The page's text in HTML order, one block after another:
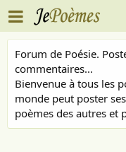
Forum de Poésie.
commentaires...
Bienvenue à tous les
monde peut poster
poèmes des autres et